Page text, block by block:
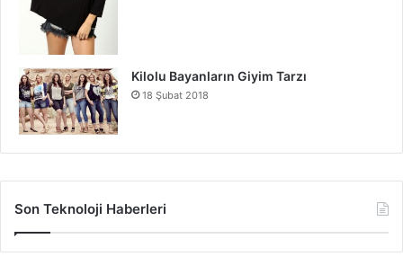
Kilolu Bayanların Giyim Tarzı
18 Şubat 2018
Son Teknoloji Haberleri